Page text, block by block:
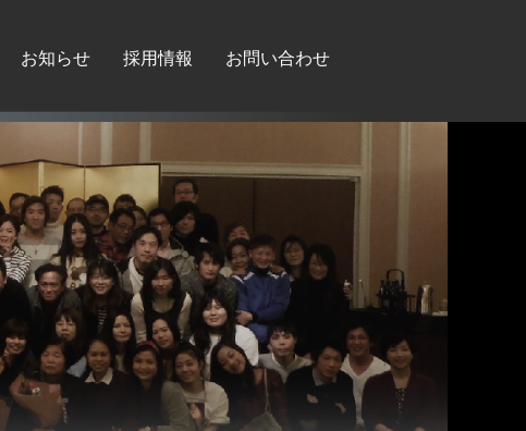
お知らせ 採用情報 お問い合わせ